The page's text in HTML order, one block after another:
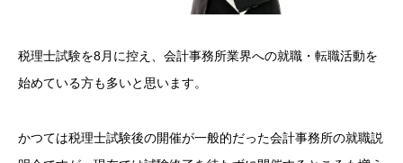
税理士試験を8月に控え、会計事務所業界への就職・転職活動を
始めている方も多いと思います。
かつては税理士試験後の開催が一般的だった会計事務所の就職説